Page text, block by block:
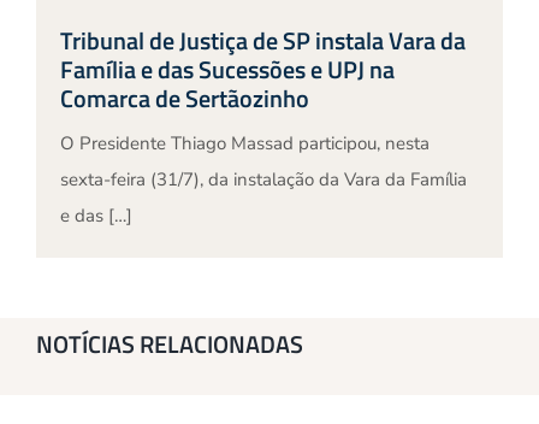
Tribunal de Justiça de SP instala Vara da
Família e das Sucessões e UPJ na
Comarca de Sertãozinho
O Presidente Thiago Massad participou, nesta
sexta-feira (31/7), da instalação da Vara da Família
e das […]
NOTÍCIAS RELACIONADAS